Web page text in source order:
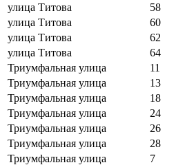
улица Титова
58
улица Титова
60
улица Титова
62
улица Титова
64
Триумфальная улица
11
Триумфальная улица
13
Триумфальная улица
18
Триумфальная улица
24
Триумфальная улица
26
Триумфальная улица
28
Триумфальная улица
7